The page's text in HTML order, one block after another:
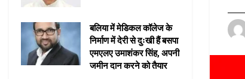
बलिया में मेडिकल कॉलेज के
निर्माण में देरी से दुःखी हैं बसपा
एमएलए उमाशंकर सिंह, अपनी
जमीन दान करने को तैयार